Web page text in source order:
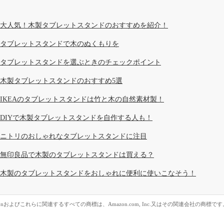
大人気！木製タブレットスタンドのおすすめを紹介！
タブレットスタンドで木のぬくもりを
タブレットスタンドを選ぶときのチェックポイント
木製タブレットスタンドのおすすめ5選
IKEAのタブレットスタンドは竹と木の自然素材製！
DIYで木製タブレットスタンドを自作する人も！
ニトリのおしゃれなタブレットスタンドに注目
無印良品で木製のタブレットスタンドは買える？
木製のタブレットスタンドをおしゃれに便利に使いこなそう！
およびこれらに関連するすべての商標は、Amazon.com, Inc.又はその関連会社の商標です